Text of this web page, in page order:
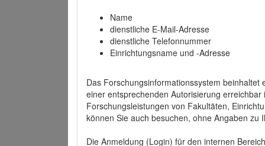
Name
dienstliche E-Mail-Adresse
dienstliche Telefonnummer
Einrichtungsname und -Adresse
Das Forschungsinformationssystem beinhaltet
einer entsprechenden Autorisierung
Forschungsleistungen von Fakultäten,
können Sie auch besuchen, ohne Angaben zu
Die Anmeldung (Login) für den internen